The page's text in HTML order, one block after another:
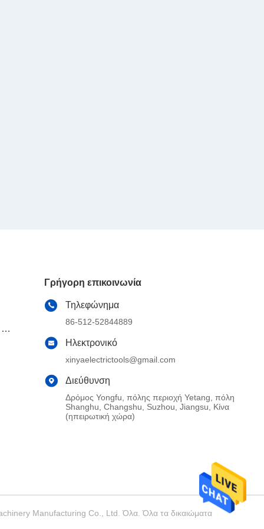
Γρήγορη επικοινωνία
Τηλεφώνημα
86-512-52844889
Ηλεκτρονικό
xinyaelectrictools@gmail.com
Διεύθυνση
Δρόμος Yongfu, πόλης περιοχή Yetang, πόλη
Shanghu, Changshu, Suzhou, Jiangsu, Κίνα
(ηπειρωτική χώρα)
Manufacturing Co., Ltd. Όλα. Όλα τα δικαιώματα